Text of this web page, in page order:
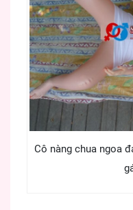
Cô nàng chua ngoa